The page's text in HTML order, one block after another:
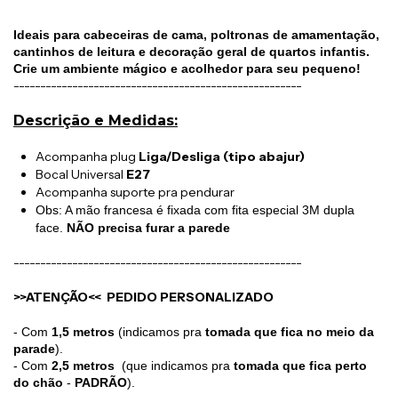
Ideais para cabeceiras de cama, poltronas de amamentação,
cantinhos de leitura e decoração geral de quartos infantis.
Crie um ambiente mágico e acolhedor para seu pequeno!
------------------------------------------------------
Descrição e Medidas:
Acompanha plug Liga/Desliga (tipo abajur)
Bocal Universal E27
Acompanha suporte pra pendurar
Obs: A mão francesa é fixada com fita especial 3M dupla
face. NÃO precisa furar a parede
------------------------------------------------------
>>ATENÇÃO<< PEDIDO PERSONALIZADO
- Com 1,5 metros (indicamos pra tomada que fica no meio da
parade).
- Com 2,5 metros (que indicamos pra tomada que fica perto
do chão - PADRÃO).